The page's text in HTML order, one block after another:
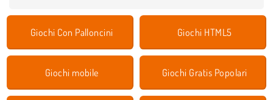
Giochi Con Palloncini Giochi HTML5
Giochi mobile Giochi Gratis Popolari